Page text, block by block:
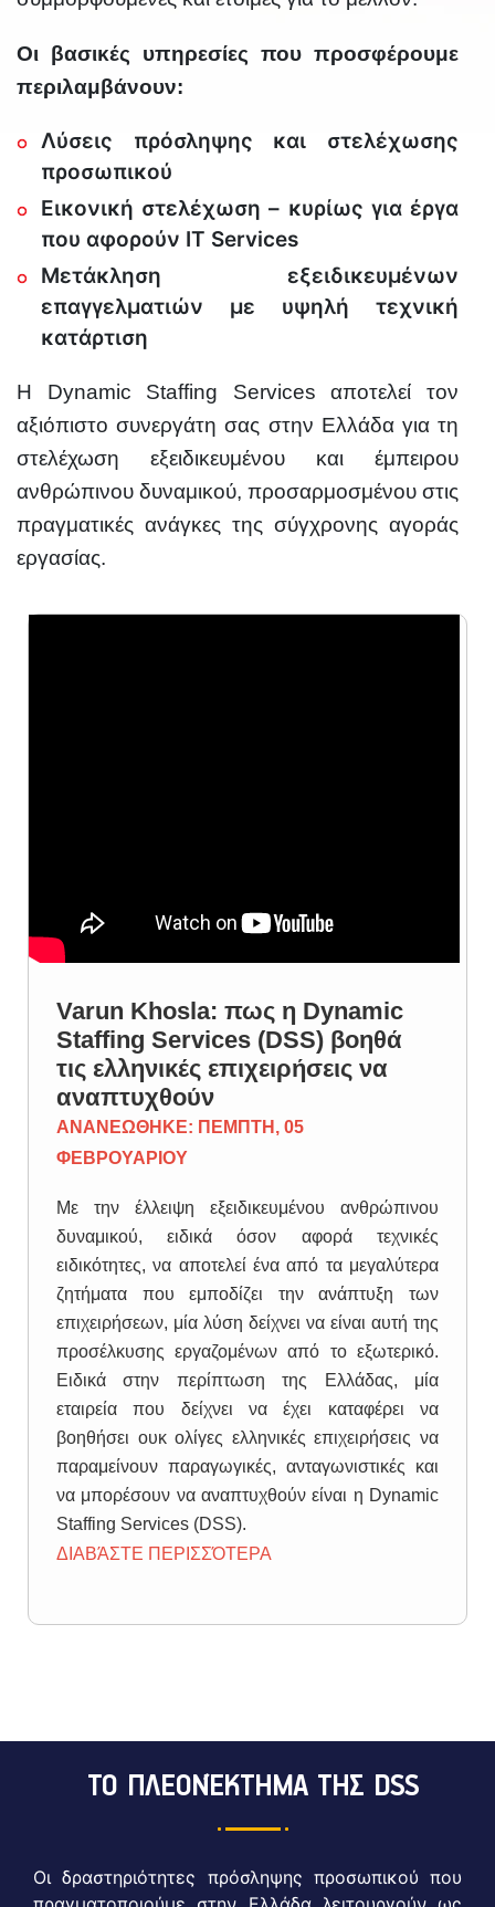
Οι βασικές υπηρεσίες που προσφέρουμε
περιλαμβάνουν:
Λύσεις πρόσληψης και στελέχωσης
προσωπικού
Εικονική στελέχωση – κυρίως για έργα
που αφορούν IT Services
Μετάκληση εξειδικευμένων
επαγγελματιών με υψηλή τεχνική
κατάρτιση
Η Dynamic Staffing Services αποτελεί τον
αξιόπιστο συνεργάτη σας στην Ελλάδα για τη
στελέχωση εξειδικευμένου και έμπειρου
ανθρώπινου δυναμικού, προσαρμοσμένου στις
πραγματικές ανάγκες της σύγχρονης αγοράς
εργασίας.
Varun Khosla: πως η Dynamic
Staffing Services (DSS) βοηθά
τις ελληνικές επιχειρήσεις να
αναπτυχθούν
ΑΝΑΝΕΩΘΗΚΕ: ΠΕΜΠΤΗ, 05
ΦΕΒΡΟΥΑΡΙΟΥ
Με την έλλειψη εξειδικευμένου ανθρώπινου
δυναμικού, ειδικά όσον αφορά τεχνικές
ειδικότητες, να αποτελεί ένα από τα μεγαλύτερα
ζητήματα που εμποδίζει την ανάπτυξη των
επιχειρήσεων, μία λύση δείχνει να είναι αυτή της
προσέλκυσης εργαζομένων από το εξωτερικό.
Ειδικά στην περίπτωση της Ελλάδας, μία
εταιρεία που δείχνει να έχει καταφέρει να
βοηθήσει ουκ ολίγες ελληνικές επιχειρήσεις να
παραμείνουν παραγωγικές, ανταγωνιστικές και
να μπορέσουν να αναπτυχθούν είναι η Dynamic
Staffing Services (DSS).
ΔΙΑΒΆΣΤΕ ΠΕΡΙΣΣΌΤΕΡΑ
ΤΟ ΠΛΕΟΝΈΚΤΗΜΑ ΤΗΣ DSS
Οι δραστηριότητες πρόσληψης προσωπικού που